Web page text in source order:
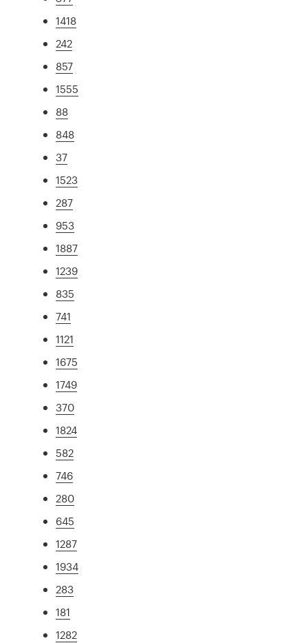
1418
242
857
1555
88
848
37
1523
287
953
1887
1239
835
741
1121
1675
1749
370
1824
582
746
280
645
1287
1934
283
181
1282